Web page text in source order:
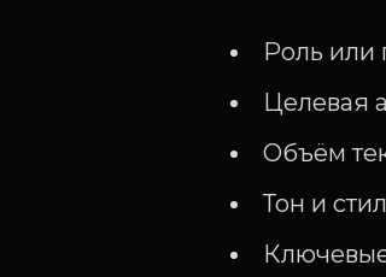
Роль или
Целевая
Объём
Тон и